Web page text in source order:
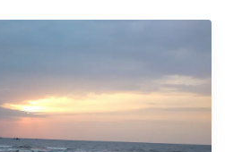
fehlende Einigung
aufgrund […]